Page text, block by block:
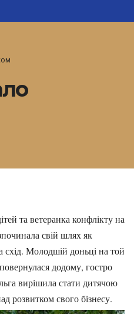
та ветеранка конфлікту на
свій шлях як
схід. Молодшій доньці на той
додому, гостро
вирішила стати дитячою
розвитком свого бізнесу.